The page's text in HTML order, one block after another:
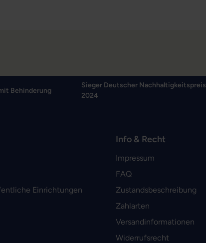
Behinderung
Sieger Deutscher Nachhaltigkeitspreis
2024
Einrichtungen
Info & Recht
Impressum
FAQ
Zustandsbeschreibung
Zahlarten
Versandinformationen
Widerrufsrecht